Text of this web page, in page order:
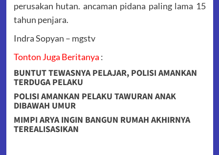
perusakan hutan. ancaman pidana paling lama 15
tahun penjara.
Indra Sopyan – mgstv
Tonton Juga Beritanya :
BUNTUT TEWASNYA PELAJAR, POLISI AMANKAN
TERDUGA PELAKU
POLISI AMANKAN PELAKU TAWURAN ANAK
DIBAWAH UMUR
MIMPI ARYA INGIN BANGUN RUMAH AKHIRNYA
TEREALISASIKAN